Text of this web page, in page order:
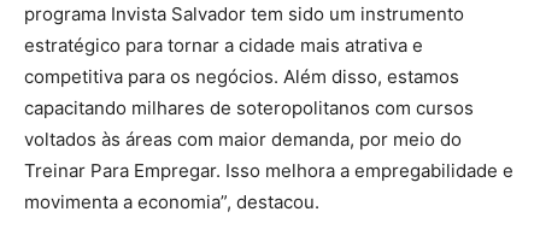
programa Invista Salvador tem sido um instrumento
estratégico para tornar a cidade mais atrativa e
competitiva para os negócios. Além disso, estamos
capacitando milhares de soteropolitanos com cursos
voltados às áreas com maior demanda, por meio do
Treinar Para Empregar. Isso melhora a empregabilidade e
movimenta a economia”, destacou.